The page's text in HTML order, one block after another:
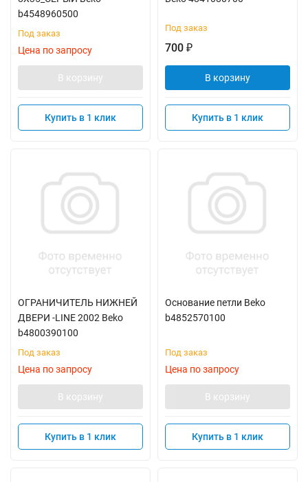
b4548960500
Под заказ
Цена по запросу
В корзину
Купить в 1 клик
Под заказ
700 ₽
В корзину
Купить в 1 клик
ОГРАНИЧИТЕЛЬ НИЖНЕЙ
ДВЕРИ -LINE 2002 Beko
b4800390100
Под заказ
Цена по запросу
В корзину
Купить в 1 клик
Основание петли Beko
b4852570100
Под заказ
Цена по запросу
В корзину
Купить в 1 клик